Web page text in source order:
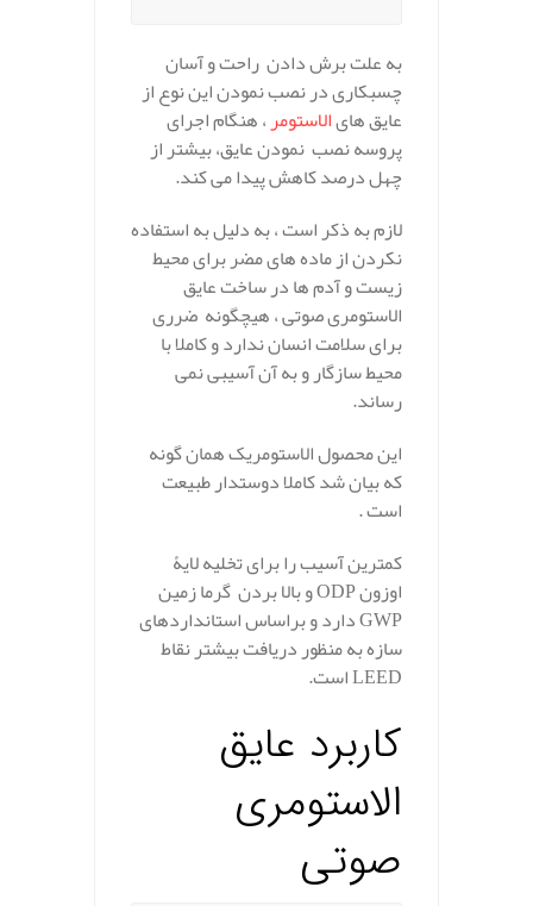
به علت برش دادن راحت و آسان
چسبکاری در نصب نمودن این نوع از
عایق هایالاستومر، هنگام اجرای
پروسه نصب نمودن عایق، بیشتر از
چهل درصد کاهش پیدا می کند.
لازم به ذکر است ، به دلیل به استفاده
نکردن از ماده های مضر برای محیط
زیست و آدم ها در ساخت عایق
الاستومری صوتی ، هیچگونه ضرری
برای سلامت انسان ندارد و کاملا با
محیط سازگار و به آن آسیبی نمی
رساند.
این محصول الاستومریک همان گونه
که بیان شد کاملا دوستدار طبیعت
است .
کمترین آسیب را برای تخلیه لایۀ
اوزونODPو بالا بردن گرما زمین
GWPدارد و براساس استانداردهای
سازه به منظور دریافت بیشتر نقاط
LEEDاست.
کاربرد عایق
الاستومری
صوتی